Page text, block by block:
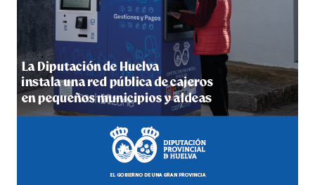
5º DÍA DE LAS FIESTAS COLOMBINAS 2026
hace 4 días ·Huelvatv